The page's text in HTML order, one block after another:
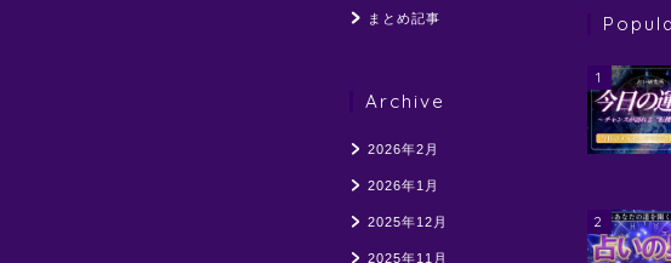
まとめ記事
Archive
2026年2月
2026年1月
2025年12月
2025年11月
1
2